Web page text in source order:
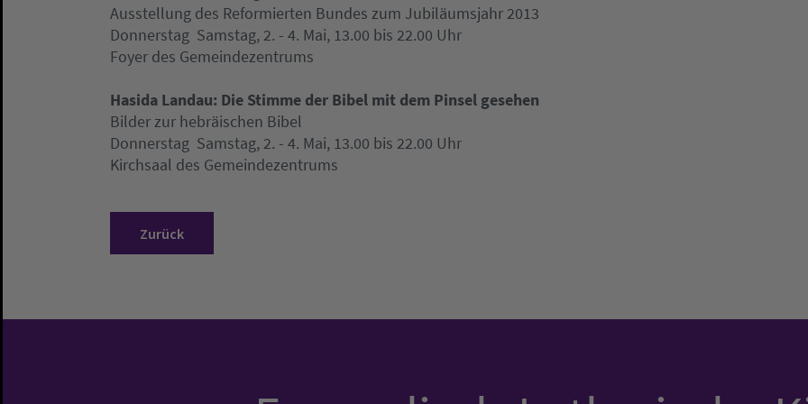
Ausstellung des Reformierten Bundes zum Jubiläumsjahr 2013
Donnerstag  Samstag, 2. - 4. Mai, 13.00 bis 22.00 Uhr
Foyer des Gemeindezentrums
Hasida Landau: Die Stimme der Bibel mit dem Pinsel gesehen
Bilder zur hebräischen Bibel
Donnerstag  Samstag, 2. - 4. Mai, 13.00 bis 22.00 Uhr
Kirchsaal des Gemeindezentrums
Zurück